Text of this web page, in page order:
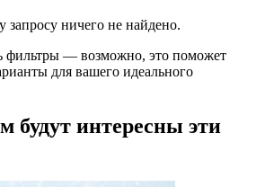
ничего не найдено.
фильтры — возможно, это поможет
для вашего идеального
будут интересны эти